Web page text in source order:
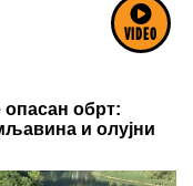
VIDEO
se spontano